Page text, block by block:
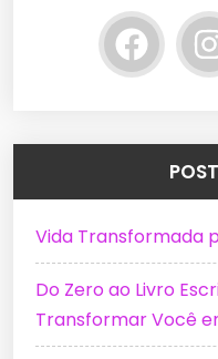
Vida Transformada
Do Zero ao Livro
Transformar Você